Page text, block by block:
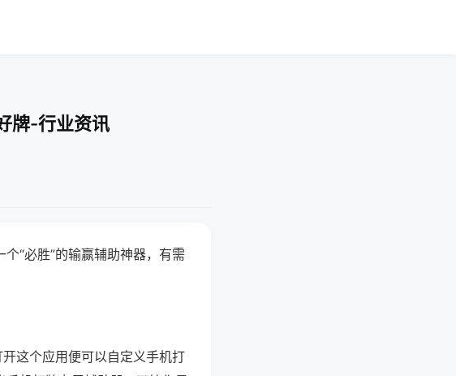
牌-行业资讯
“必胜”的输赢辅助神器，有需
这个应用便可以自定义手机打